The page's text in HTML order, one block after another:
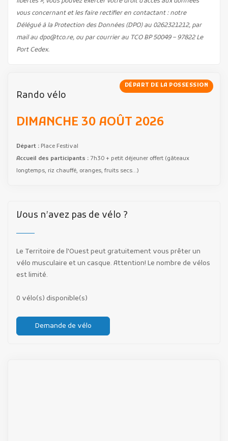
vous concernant et les faire rectifier en contactant : notre
Délégué à la Protection des Données (DPO) au 0262321212, par
mail au dpo@tco.re, ou par courrier au TCO BP 50049 – 97822 Le
Port Cedex.
Rando vélo
DIMANCHE 30 AOÛT 2026
Départ :Place Festival
Accueil des participants :7h30 + petit déjeuner offert (gâteaux
longtemps, riz chauffé, oranges, fruits secs…)
DÉPART DE LA POSSESSION
Vous n’avez pas de vélo ?
Le Territoire de l'Ouest peut gratuitement vous prêter un
vélo musculaire et un casque. Attention! Le nombre de vélos
est limité.
0 vélo(s) disponible(s)
Demande de vélo